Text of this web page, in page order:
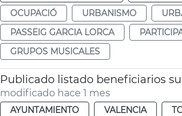
OCUPACIÓ
URBANISMO
PASSEIG GARCIA LORCA
GRUPOS MUSICALES
Publicado listado beneficiarios
modificado hace 1 mes
AYUNTAMIENTO VALENCIA